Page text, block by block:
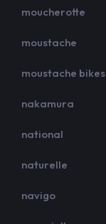
moucherotte
moustache
moustache bikes
nakamura
national
naturelle
navigo